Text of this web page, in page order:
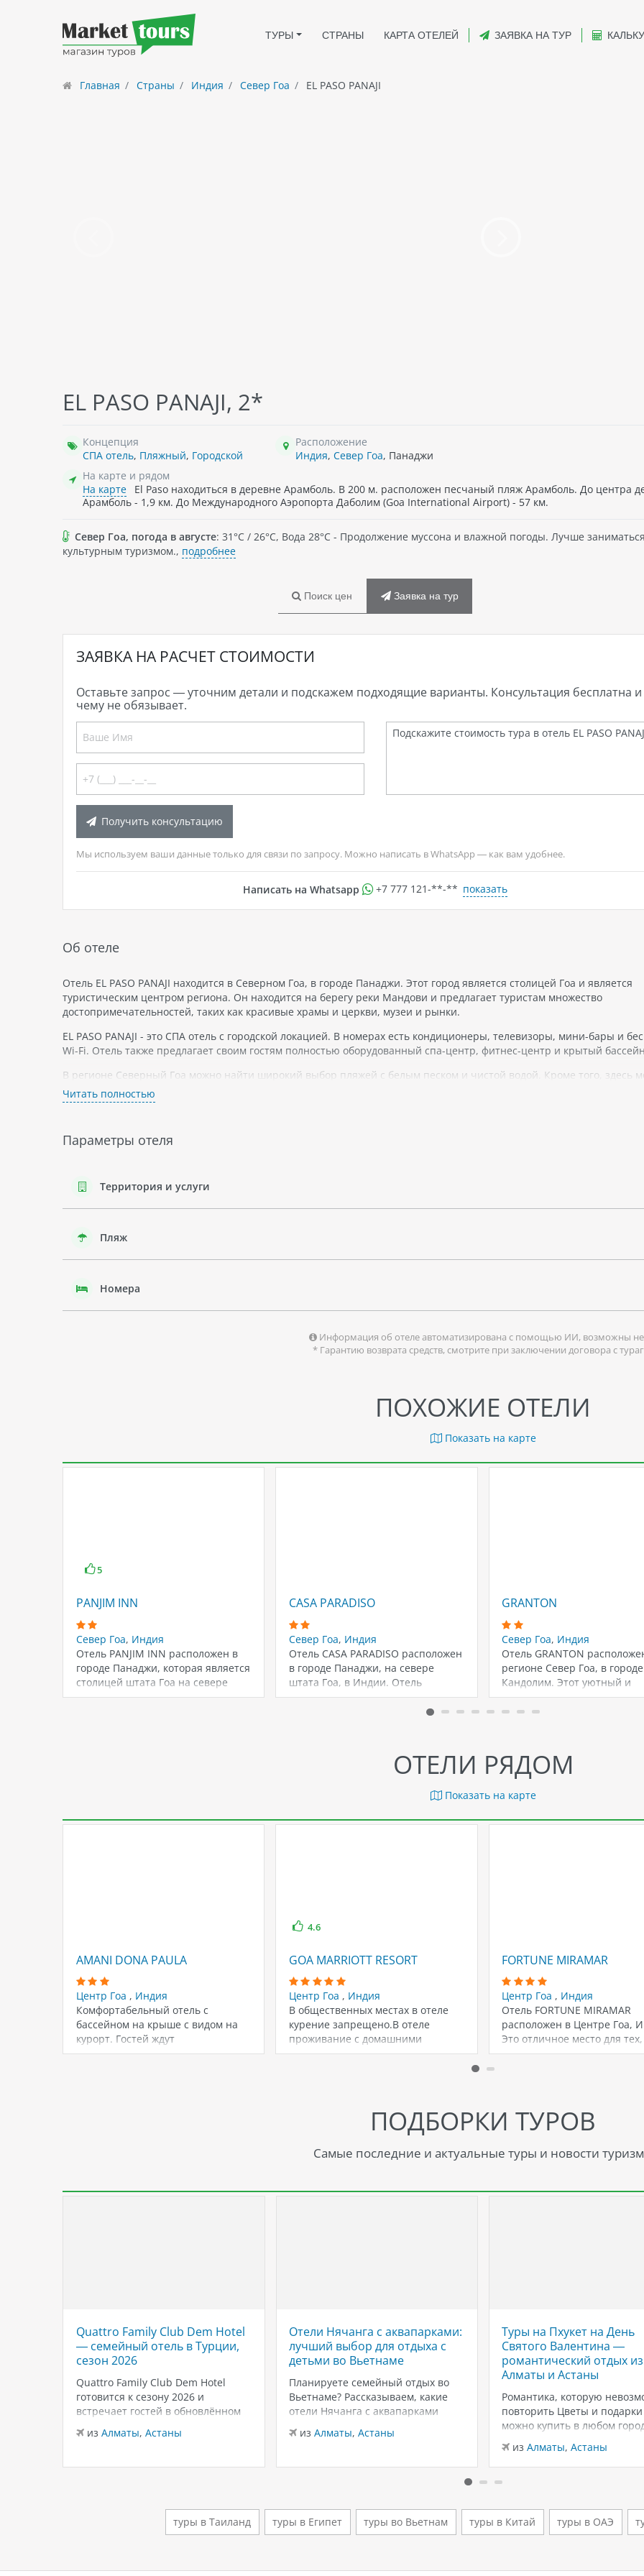
ТУРЫ СТРАНЫ КАРТА ОТЕЛЕЙ ЗАЯВКА НА ТУР
Главная Страны Индия Север Гоа EL PASO PANAJI
EL PASO PANAJI, 2*
Концепция
СПА отель, Пляжный, Городской
Расположение
Индия, Север Гоа, Панаджи
На карте и рядом
На карте
El Paso находиться в деревне Арамболь. В 200 м. расположен песчаный пляж Арамболь. До центра
Арамболь - 1,9 км. До Международного Аэропорта Даболим (Goa International Airport) - 57 км.
Север Гоа, погода в августе: 31°C / 26°C, Вода 28°C - Продолжение муссона и влажной погоды. Лучше
культурным туризмом., подробнее
Поиск цен Заявка на тур
ЗАЯВКА НА РАСЧЕТ СТОИМОСТИ
Оставьте запрос — уточним детали и подскажем подходящие варианты. Консультация бесплатна и
чему не обязывает.
Получить консультацию
Мы используем ваши данные только для связи по запросу. Можно написать в WhatsApp — как вам удобнее.
Написать на Whatsapp +7 777 121-**-** показать
Об отеле
Отель EL PASO PANAJI находится в Северном Гоа, в городе Панаджи. Этот город является столицей Гоа и является
туристическим центром региона. Он находится на берегу реки Мандови и предлагает туристам множество
достопримечательностей, таких как красивые храмы и церкви, музеи и рынки.
EL PASO PANAJI - это СПА отель с городской локацией. В номерах есть кондиционеры, телевизоры, мини-бары и
Wi-Fi. Отель также предлагает своим гостям полностью оборудованный спа-центр, фитнес-центр и крытый
В регионе Северный Гоа можно найти широкий выбор пляжей с белым песком и чистой водой. Кроме того, здесь
посетить местные заповедники, чтобы увидеть разнообразную флору и фауну.
В целом, отель EL PASO PANAJI является хорошим выбором для тех, кто хочет провести свой отдых в городской
Читать полностью
Параметры отеля
Территория и услуги
Пляж
Номера
Информация об отеле автоматизирована с помощью ИИ, возможны
* Гарантию возврата средств, смотрите при заключении договора с
номеров:
Индия, Небольшой курортный отель
для бюджетного семейного отдыха.
и пляж в пяти-семи минутах ходьбы
ПОХОЖИЕ ОТЕЛИ
Показать на карте
5
PANJIM INN
Север Гоа, Индия
Отель PANJIM INN расположен в
городе Панаджи, которая является
столицей штата Гоа на севере
Индии.…
CASA PARADISO
Север Гоа, Индия
Отель CASA PARADISO расположен
в городе Панаджи, на севере
штата Гоа, в Индии. Отель
расположен…
GRANTON
Север Гоа, Индия
Отель GRANTON
регионе Север Гоа, в городе
Кандолим. Этот уютный и
комфортабельный отель…
ОТЕЛИ РЯДОМ
Показать на карте
AMANI DONA PAULA
Центр Гоа , Индия
Комфортабельный отель с
бассейном на крыше с видом на
курорт. Гостей ждут
комфортабельные номера и…
4.6
GOA MARRIOTT RESORT
Центр Гоа , Индия
В общественных местах в отеле
курение запрещено.В отеле
проживание с домашними
животными не допускается.
FORTUNE MIRAMAR
Центр Гоа , Индия
Отель FORTUNE MIRAMAR
расположен в Центре Гоа,
Это отличное место для тех,
хочет…
ПОДБОРКИ ТУРОВ
Самые последние и актуальные туры и новости
Quattro Family Club Dem Hotel
— семейный отель в Турции,
сезон 2026
Quattro Family Club Dem Hotel
готовится к сезону 2026 и
встречает гостей в обновлённом
формате, делая ставку на
повышенный комфорт,
спокойного семейного отдыха у
семейный отель в…
из Алматы, Астаны
Отели Нячанга с аквапарками:
лучший выбор для отдыха с
детьми во Вьетнаме
Планируете семейный отдых во
Вьетнаме? Рассказываем, какие
отели Нячанга с аквапарками
подойдут для отдыха с детьми:
бассейны, горки, пляжи и
Нячанг — один из самых
удачно сочетаются тёплый
климат,…
из Алматы, Астаны
Туры на Пхукет на День
Святого Валентина —
романтический отдых из
Алматы и Астаны
Романтика, которую
повторить Цветы и подарки
можно купить в любом
вот тёплый песок, закаты у
Андаманского моря и
дней только для вас двоих
эмоции, которые
из лучших…
изАлматы,Астаны
туры в Таиланд туры в Египет туры во Вьетнам туры в Китай туры в ОАЭ